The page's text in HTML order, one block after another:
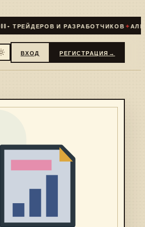
+ ТРЕЙДЕРОВ И РАЗРАБОТЧИКОВ✦
ВХОД РЕГИСТРАЦИЯ →